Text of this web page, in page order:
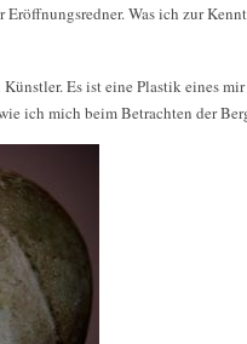
Was ich zur
Es ist eine Plastik eines
ich mich beim Betrachten der